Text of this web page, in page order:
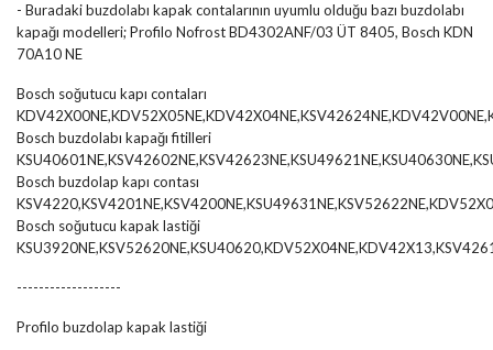
- Buradaki buzdolabı kapak contalarının uyumlu olduğu bazı buzdolabı
kapağı modelleri; Profilo Nofrost BD4302ANF/03 ÜT 8405, Bosch KDN
70A10 NE
Bosch soğutucu kapı contaları
Bosch buzdolabı kapağı fitilleri
Bosch buzdolap kapı contası
Bosch soğutucu kapak lastiği
-------------------
Profilo buzdolap kapak lastiği